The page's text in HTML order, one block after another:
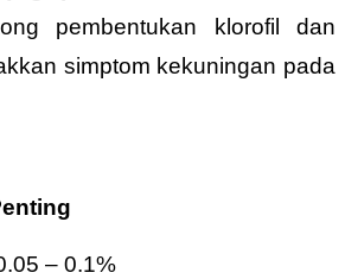
pembentukan klorofil dan
simptom kekuningan pada
– 0.1%